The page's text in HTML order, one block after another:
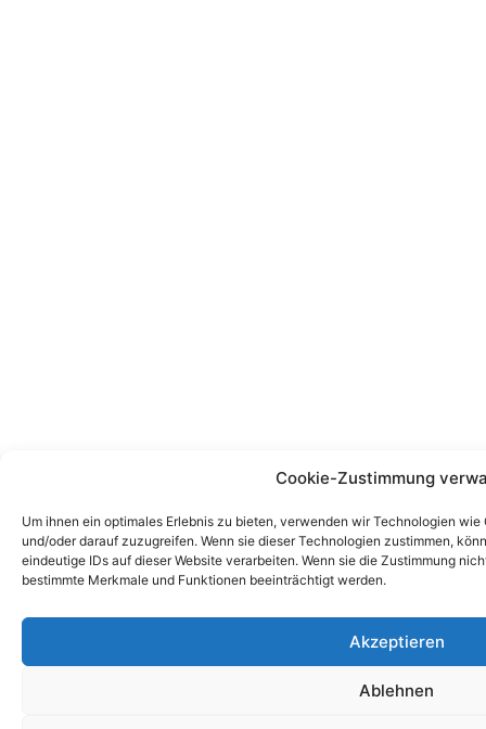
Cookie-Zustimmung
Um ihnen ein optimales Erlebnis zu bieten, verwenden wir Technologien
und/oder darauf zuzugreifen. Wenn sie dieser Technologien zustimmen,
eindeutige IDs auf dieser Website verarbeiten. Wenn sie die Zustimmung
bestimmte Merkmale und Funktionen beeinträchtigt werden.
Akzeptieren
Ablehnen